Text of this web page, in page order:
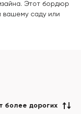
Этот бордюр
вашему саду или
более дорогих